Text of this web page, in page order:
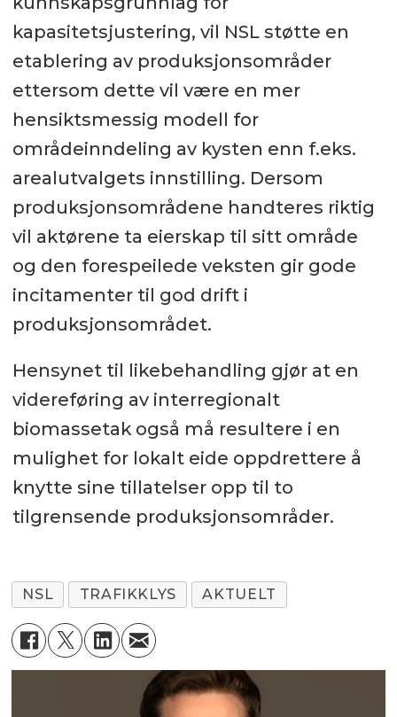
kapasitetsjustering, vil NSL støtte en
etablering av produksjonsområder
ettersom dette vil være en mer
hensiktsmessig modell for
områdeinndeling av kysten enn f.eks.
arealutvalgets innstilling. Dersom
produksjonsområdene handteres riktig
vil aktørene ta eierskap til sitt område
og den forespeilede veksten gir gode
incitamenter til god drift i
produksjonsområdet.
Hensynet til likebehandling gjør at en
videreføring av interregionalt
biomassetak også må resultere i en
mulighet for lokalt eide oppdrettere å
knytte sine tillatelser opp til to
tilgrensende produksjonsområder.
NSL TRAFIKKLYS AKTUELT